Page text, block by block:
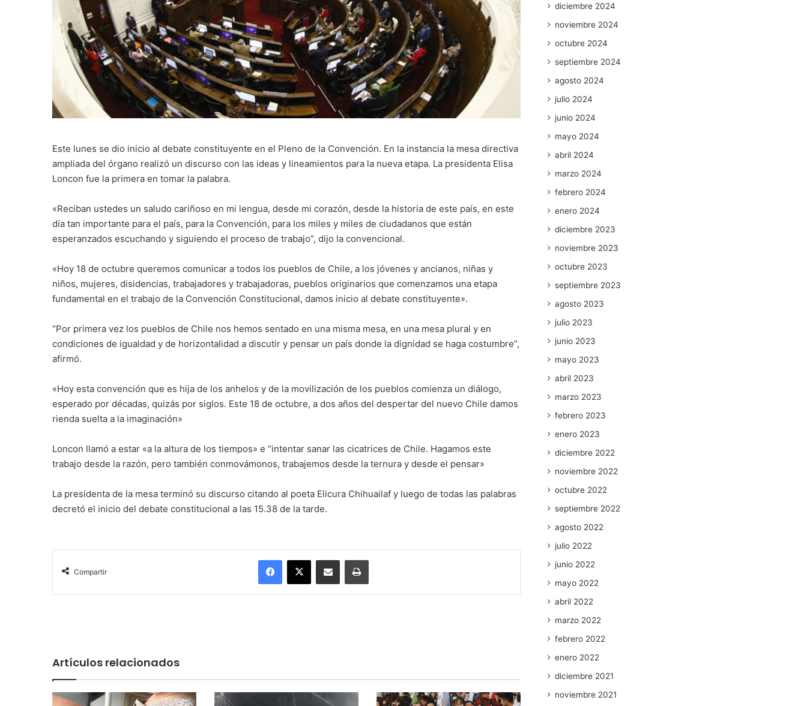
Este lunes se dio inicio al debate constituyente en el Pleno de la Convención. En la instancia la mesa directiva
ampliada del órgano realizó un discurso con las ideas y lineamientos para la nueva etapa. La presidenta Elisa
Loncon fue la primera en tomar la palabra.
«Reciban ustedes un saludo cariñoso en mi lengua, desde mi corazón, desde la historia de este país, en este
día tan importante para el país, para la Convención, para los miles y miles de ciudadanos que están
esperanzados escuchando y siguiendo el proceso de trabajo”, dijo la convencional.
«Hoy 18 de octubre queremos comunicar a todos los pueblos de Chile, a los jóvenes y ancianos, niñas y
niños, mujeres, disidencias, trabajadores y trabajadoras, pueblos originarios que comenzamos una etapa
fundamental en el trabajo de la Convención Constitucional, damos inicio al debate constituyente».
“Por primera vez los pueblos de Chile nos hemos sentado en una misma mesa, en una mesa plural y en
condiciones de igualdad y de horizontalidad a discutir y pensar un país donde la dignidad se haga costumbre”,
afirmó.
«Hoy esta convención que es hija de los anhelos y de la movilización de los pueblos comienza un diálogo,
esperado por décadas, quizás por siglos. Este 18 de octubre, a dos años del despertar del nuevo Chile damos
rienda suelta a la imaginación»
Loncon llamó a estar «a la altura de los tiempos» e “intentar sanar las cicatrices de Chile. Hagamos este
trabajo desde la razón, pero también conmovámonos, trabajemos desde la ternura y desde el pensar»
La presidenta de la mesa terminó su discurso citando al poeta Elicura Chihuailaf y luego de todas las palabras
decretó el inicio del debate constitucional a las 15.38 de la tarde.
Compartir
Facebook
X Enviar vía email Imprimir
Artículos relacionados
diciembre 2024
noviembre 2024
octubre 2024
septiembre 2024
agosto 2024
julio 2024
junio 2024
mayo 2024
abril 2024
marzo 2024
febrero 2024
enero 2024
diciembre 2023
noviembre 2023
octubre 2023
septiembre 2023
agosto 2023
julio 2023
junio 2023
mayo 2023
abril 2023
marzo 2023
febrero 2023
enero 2023
diciembre 2022
noviembre 2022
octubre 2022
septiembre 2022
agosto 2022
julio 2022
junio 2022
mayo 2022
abril 2022
marzo 2022
febrero 2022
enero 2022
diciembre 2021
noviembre 2021